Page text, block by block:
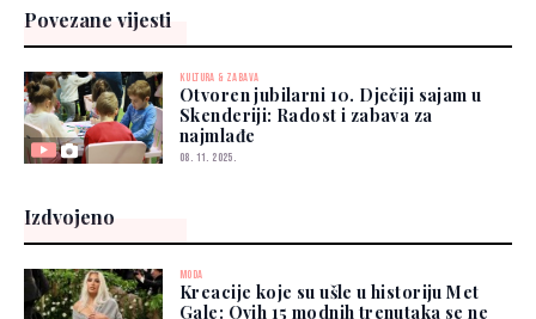
Povezane vijesti
KULTURA & ZABAVA
Otvoren jubilarni 10. Dječiji sajam u
Skenderiji: Radost i zabava za
najmlađe
08. 11. 2025.
Izdvojeno
MODA
Kreacije koje su ušle u historiju Met
Gale: Ovih 15 modnih trenutaka se ne